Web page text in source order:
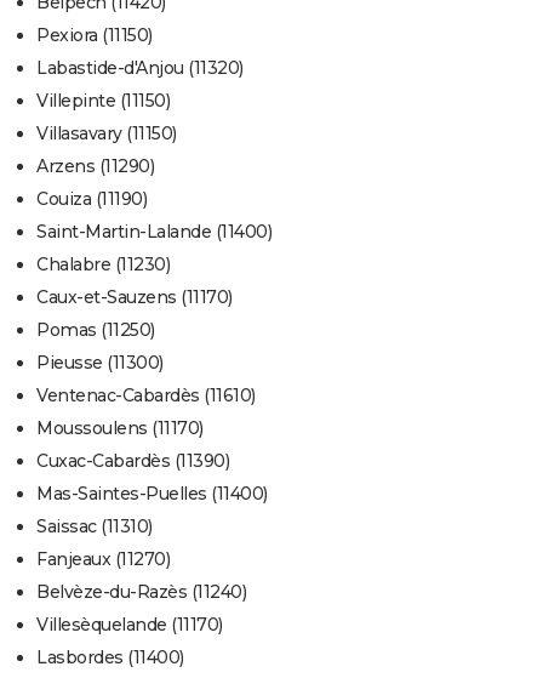
Pexiora (11150)
Labastide-d'Anjou (11320)
Villepinte (11150)
Villasavary (11150)
Arzens (11290)
Couiza (11190)
Saint-Martin-Lalande (11400)
Chalabre (11230)
Caux-et-Sauzens (11170)
Pomas (11250)
Pieusse (11300)
Ventenac-Cabardès (11610)
Moussoulens (11170)
Cuxac-Cabardès (11390)
Mas-Saintes-Puelles (11400)
Saissac (11310)
Fanjeaux (11270)
Belvèze-du-Razès (11240)
Villesèquelande (11170)
Lasbordes (11400)